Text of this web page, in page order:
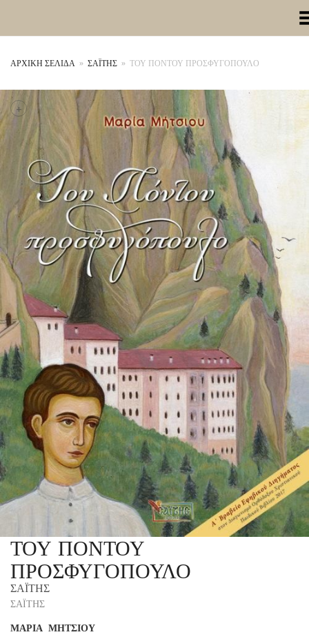
Toggle
ΑΡΧΙΚΉ ΣΕΛΊΔΑ » ΣΑΪΤΗΣ » ΤΟΥ ΠΟΝΤΟΥ ΠΡΟΣΦΥΓΟΠΟΥΛΟ
+
ΤΟΥ ΠΟΝΤΟΥ
ΠΡΟΣΦΥΓΟΠΟΥΛΟ
ΣΑΪΤΗΣ
ΣΑΪΤΗΣ
ΜΑΡΙΑ ΜΗΤΣΙΟΥ